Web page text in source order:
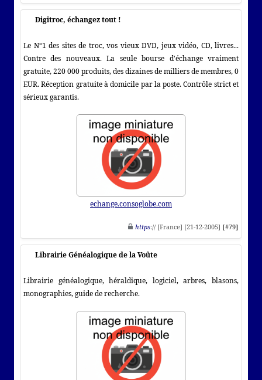
Digitroc, échangez tout !
Le N°1 des sites de troc, vos vieux DVD, jeux vidéo, CD, livres...
Contre des nouveaux. La seule bourse d'échange vraiment
gratuite, 220 000 produits, des dizaines de milliers de membres, 0
EUR. Réception gratuite à domicile par la poste. Contrôle strict et
sérieux garantis.
echange.consoglobe.com
https:// [France] [21-12-2005] [#79]
Librairie Généalogique de la Voûte
Librairie généalogique, héraldique, logiciel, arbres, blasons,
monographies, guide de recherche.